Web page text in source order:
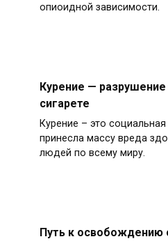
опиоидной зависимости.
Курение —
сигарете
Курение – это
принесла массу вреда
людей по всему миру.
Путь к освобождению